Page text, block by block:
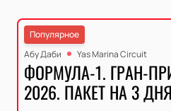
Популярное
Абу Даби
Yas Marina Circuit
ФОРМУЛА-1. ГРАН-
2026. ПАКЕТ НА 3 ДНЯ